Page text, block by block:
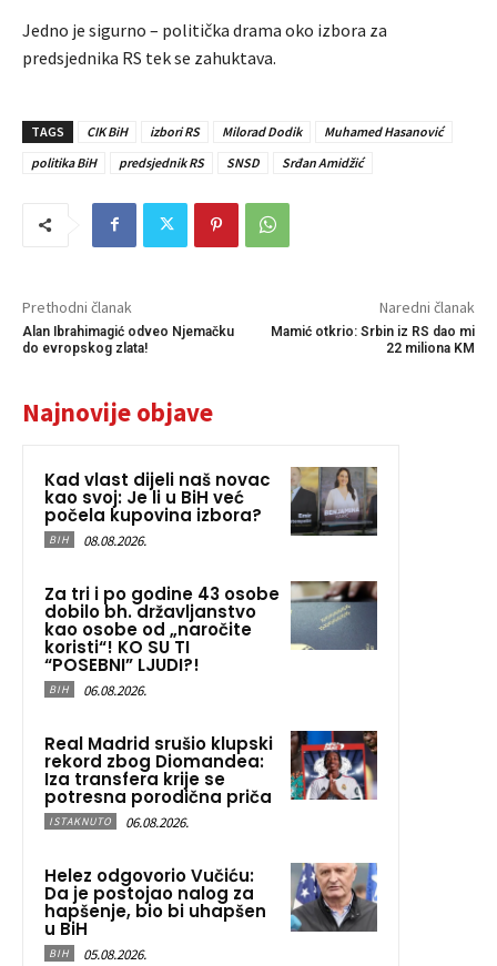
Jedno je sigurno – politička drama oko izbora za
predsjednika RS tek se zahuktava.
TAGS CIK BiH izbori RS Milorad Dodik
Muhamed Hasanović
politika BiH
predsjednik RS SNSD Srđan Amidžić
Prethodni članak
Alan Ibrahimagić odveo Njemačku
do evropskog zlata!
Naredni članak
Mamić otkrio: Srbin iz RS dao mi
22 miliona KM
Najnovije objave
Kad vlast dijeli naš novac
kao svoj: Je li u BiH već
počela kupovina izbora?
BIH 08.08.2026.
Za tri i po godine 43 osobe
dobilo bh. državljanstvo
kao osobe od „naročite
koristi“! KO SU TI
“POSEBNI” LJUDI?!
BIH 06.08.2026.
Real Madrid srušio klupski
rekord zbog Diomandea:
Iza transfera krije se
potresna porodična priča
ISTAKNUTO 06.08.2026.
Helez odgovorio Vučiću:
Da je postojao nalog za
hapšenje, bio bi uhapšen
u BiH
BIH 05.08.2026.